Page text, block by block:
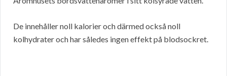
De innehåller noll kalorier och därmed också noll
kolhydrater och har således ingen effekt på blodsockret.